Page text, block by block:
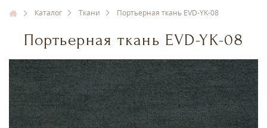
Каталог Ткани Портьерная ткань EVD-YK-08
Портьерная ткань EVD-YK-08